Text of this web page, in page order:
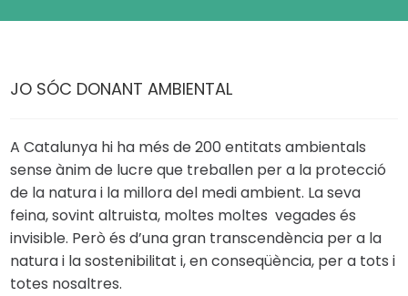
JO SÓC DONANT AMBIENTAL
A Catalunya hi ha més de 200 entitats ambientals
sense ànim de lucre que treballen per a la protecció
de la natura i la millora del medi ambient. La seva
feina, sovint altruista, moltes moltes vegades és
invisible. Però és d’una gran transcendència per a la
natura i la sostenibilitat i, en conseqüència, per a tots i
totes nosaltres.